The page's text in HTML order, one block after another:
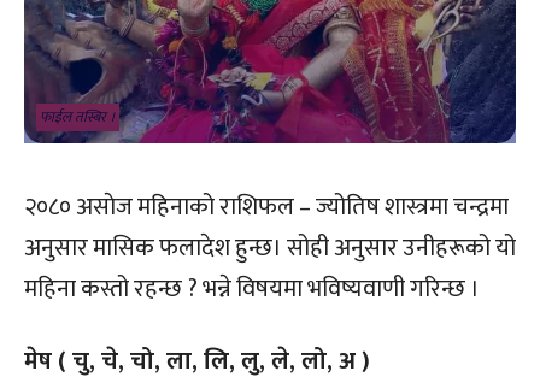
फाईल तस्बिर ।
२०८० असाेज महिनाको राशिफल – ज्योतिष शास्त्रमा चन्द्रमा
अनुसार मासिक फलादेश हुन्छ। सोही अनुसार उनीहरूको यो
महिना कस्तो रहन्छ ? भन्ने विषयमा भविष्यवाणी गरिन्छ ।
मेष ( चु, चे, चो, ला, लि, लु, ले, लो, अ )